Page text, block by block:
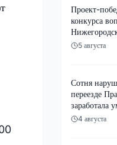
Проект-
конкурса
5 августа
Сотня
переезде
заработала
4 августа